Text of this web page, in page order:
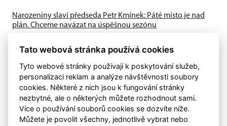
Narozeniny slaví předseda Petr Kmínek: Páté místo je nad
plán. Chceme navázat na úspěšnou sezónu
výsledky. A-tým obsadil výborné 5. místo, dařilo se také
Tato webová stránka používá cookies
Tyto webové stránky používají k poskytování služeb,
personalizaci reklam a analýze návštěvnosti soubory
cookies. Některé z nich jsou k fungování stránky
nezbytné, ale o některých můžete rozhodnout sami.
Více o používání souborů cookies se dozvíte níže.
Můžete je povolit všechny, jednotlivě vybrat nebo